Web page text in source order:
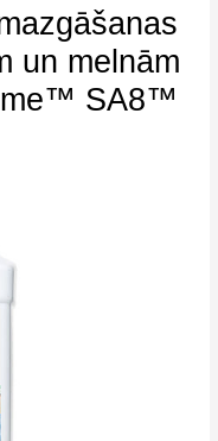
un melnām
SA8™